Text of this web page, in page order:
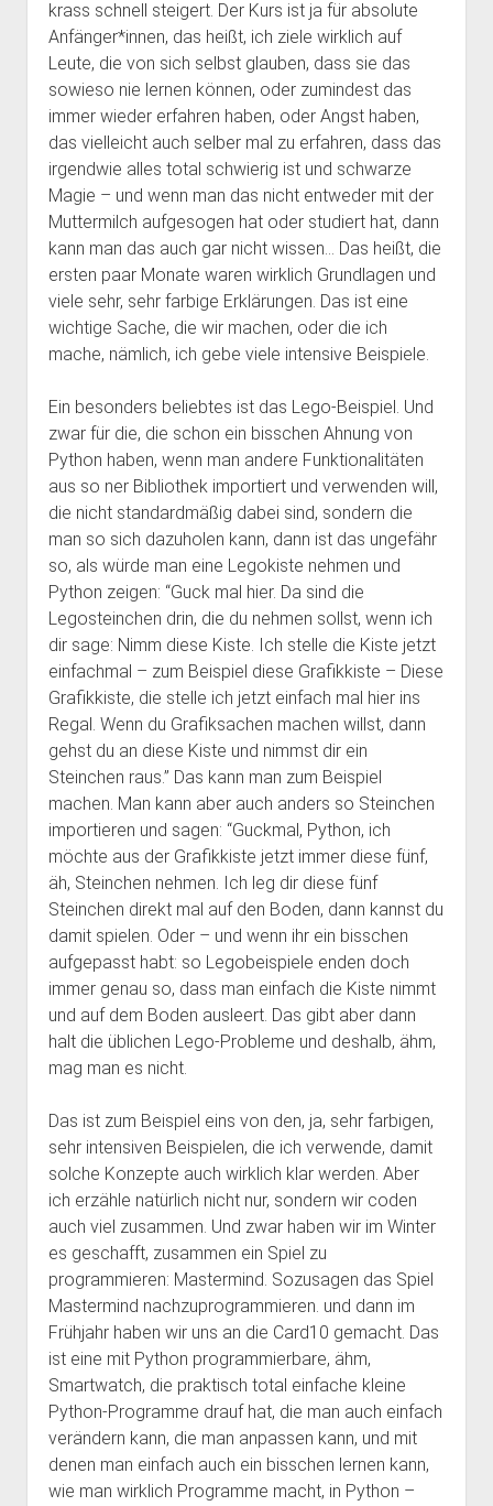
krass schnell steigert. Der Kurs ist ja für absolute
Anfänger*innen, das heißt, ich ziele wirklich auf
Leute, die von sich selbst glauben, dass sie das
sowieso nie lernen können, oder zumindest das
immer wieder erfahren haben, oder Angst haben,
das vielleicht auch selber mal zu erfahren, dass das
irgendwie alles total schwierig ist und schwarze
Magie – und wenn man das nicht entweder mit der
Muttermilch aufgesogen hat oder studiert hat, dann
kann man das auch gar nicht wissen… Das heißt, die
ersten paar Monate waren wirklich Grundlagen und
viele sehr, sehr farbige Erklärungen. Das ist eine
wichtige Sache, die wir machen, oder die ich
mache, nämlich, ich gebe viele intensive Beispiele.
Ein besonders beliebtes ist das Lego-Beispiel. Und
zwar für die, die schon ein bisschen Ahnung von
Python haben, wenn man andere Funktionalitäten
aus so ner Bibliothek importiert und verwenden will,
die nicht standardmäßig dabei sind, sondern die
man so sich dazuholen kann, dann ist das ungefähr
so, als würde man eine Legokiste nehmen und
Python zeigen: “Guck mal hier. Da sind die
Legosteinchen drin, die du nehmen sollst, wenn ich
dir sage: Nimm diese Kiste. Ich stelle die Kiste jetzt
einfachmal – zum Beispiel diese Grafikkiste – Diese
Grafikkiste, die stelle ich jetzt einfach mal hier ins
Regal. Wenn du Grafiksachen machen willst, dann
gehst du an diese Kiste und nimmst dir ein
Steinchen raus.” Das kann man zum Beispiel
machen. Man kann aber auch anders so Steinchen
importieren und sagen: “Guckmal, Python, ich
möchte aus der Grafikkiste jetzt immer diese fünf,
äh, Steinchen nehmen. Ich leg dir diese fünf
Steinchen direkt mal auf den Boden, dann kannst du
damit spielen. Oder – und wenn ihr ein bisschen
aufgepasst habt: so Legobeispiele enden doch
immer genau so, dass man einfach die Kiste nimmt
und auf dem Boden ausleert. Das gibt aber dann
halt die üblichen Lego-Probleme und deshalb, ähm,
mag man es nicht.
Das ist zum Beispiel eins von den, ja, sehr farbigen,
sehr intensiven Beispielen, die ich verwende, damit
solche Konzepte auch wirklich klar werden. Aber
ich erzähle natürlich nicht nur, sondern wir coden
auch viel zusammen. Und zwar haben wir im Winter
es geschafft, zusammen ein Spiel zu
programmieren: Mastermind. Sozusagen das Spiel
Mastermind nachzuprogrammieren. und dann im
Frühjahr haben wir uns an die Card10 gemacht. Das
ist eine mit Python programmierbare, ähm,
Smartwatch, die praktisch total einfache kleine
Python-Programme drauf hat, die man auch einfach
verändern kann, die man anpassen kann, und mit
denen man einfach auch ein bisschen lernen kann,
wie man wirklich Programme macht, in Python –